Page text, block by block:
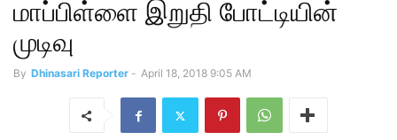
மாப்பிள்ளை இறுதி போட்டியின்
முடிவு
By Dhinasari Reporter - April 18, 2018 9:05 AM